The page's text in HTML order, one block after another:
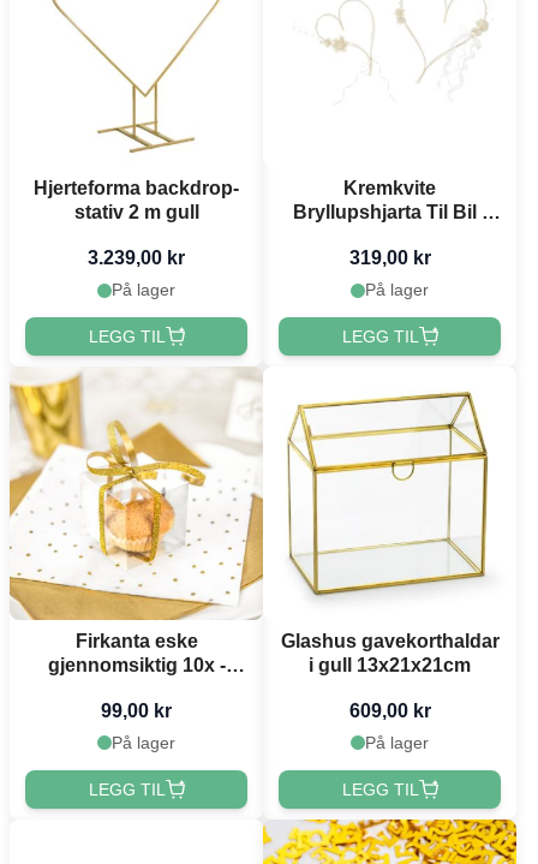
Hjerteforma backdrop-
stativ 2 m gull
3.239,00 kr
På lager
LEGG TIL
Kremkvite
Bryllupshjarta Til Bil -
319,00 kr
På lager
LEGG TIL
Firkanta eske
gjennomsiktig 10x -
99,00 kr
På lager
LEGG TIL
Glashus gavekorthaldar
i gull 13x21x21cm
609,00 kr
På lager
LEGG TIL